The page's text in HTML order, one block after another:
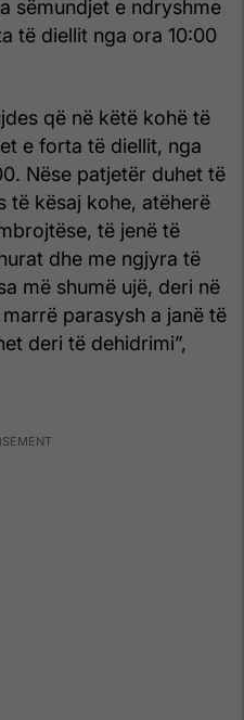
sëmundjet e ndryshme
të diellit nga ora 10:00
që në këtë kohë të
e forta të diellit, nga
Nëse patjetër duhet të
të kësaj kohe, atëherë
të jenë të
dhe me ngjyra të
më shumë ujë, deri në
parasysh a janë të
deri të dehidrimi”,